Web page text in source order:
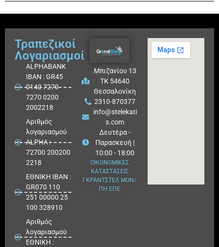
Τραπεζικοί
Λογαριασμοί
ALPHABANK
IBAN : GR45
0140 7270
7270 0200
2002218
Aριθμός
λογαριασμού
ALPHA :
72700 200200
2218
ΕΘΝΙΚΗ ΙΒΑΝ :
GR070 110
251 00000 25
100 328910
Αριθμός
λογαριασμού
ΕΘΝΙΚΗ :
Μπιζανίου 13
ΤΚ 54640
Θεσσαλονίκη
2310-870377
info@stelekati
s.com
Δευτέρα -
Παρασκευή |
10:00 - 18:00
ΟΙΚΟΝΟΜΙΚΕΣ
ΚΑΤΑΣΤΑΣΕΙΣ
ΓΚΡΑΝΤΣΤΕΛ ΜΟΝ/
ΠΗ ΕΠΕ